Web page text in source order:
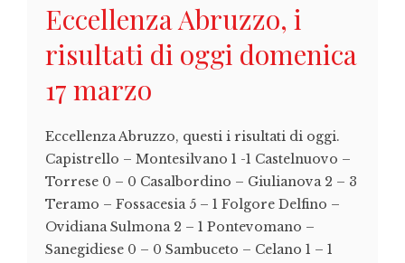
Eccellenza Abruzzo, i
risultati di oggi domenica
17 marzo
Eccellenza Abruzzo, questi i risultati di oggi.
Capistrello – Montesilvano 1 -1 Castelnuovo –
Torrese 0 – 0 Casalbordino – Giulianova 2 – 3
Teramo – Fossacesia 5 – 1 Folgore Delfino –
Ovidiana Sulmona 2 – 1 Pontevomano –
Sanegidiese 0 – 0 Sambuceto – Celano 1 – 1